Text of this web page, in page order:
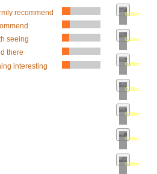
recommend
seeing
there
interesting
0.00km•
0.11km•
0.16km•
0.20km•
0.26km•
0.37km•
0.66km•